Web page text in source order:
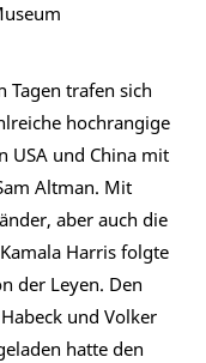
Tagen trafen sich
hochrangige
USA und China mit
Altman. Mit
aber auch die
Harris folgte
der Leyen. Den
und Volker
hatte den